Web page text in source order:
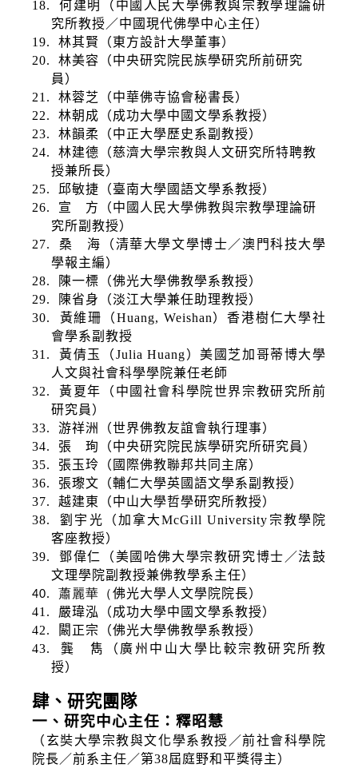
18.
何建明（中國人民大學佛教與宗教學理論研
究所教授／中國現代佛學中心主任）
19.
林其賢（東方設計大學董事）
20.
林美容（中央研究院民族學研究所前研究
員）
21.
林蓉芝（中華佛寺協會秘書長）
22.
林朝成（成功大學中國文學系教授）
23.
林韻柔（中正大學歷史系副教授）
24.
林建德（慈濟大學宗教與人文研究所特聘教
授兼所長）
25.
邱敏捷（臺南大學國語文學系教授）
26.
宣 方（中國人民大學佛教與宗教學理論研
究所副教授）
27.
桑 海（清華大學文學博士／澳門科技大學
學報主編）
28.
陳一標（佛光大學佛教學系教授）
29.
陳省身（淡江大學兼任助理教授）
30.
黃維珊（Huang, Weishan）香港樹仁大學社
會學系副教授
31.
黃倩玉（Julia Huang）美國芝加哥蒂博大學
人文與社會科學學院兼任老師
32.
黃夏年（中國社會科學院世界宗教研究所前
研究員）
33.
游祥洲
（世界佛教友誼會執行理事）
34.
張 珣（中央研究院民族學研究所研究員）
35.
張玉玲（國際佛教聯邦共同主席）
36.
張瓈文 （輔仁大學英國語文學系副教授）
37.
越建東（中山大學哲學研究所教授）
38.
劉宇光（加拿大McGill University 宗教學院
客座教授）
39.
鄧偉仁（美國哈佛大學宗教研究博士／法鼓
文理學院副教授兼佛教學系主任）
40. 蕭麗華（ 佛光大學人文學院院長）
41.
嚴瑋泓（成功大學中國文學系教授）
42.
闞正宗（佛光大學佛教學系教授）
43.
龔 雋（廣州中山大學比較宗教研究所教
授）
肆、研究團隊
一、研究中心主任：釋昭慧
（玄奘大學宗教與文化學系教授／前社會科學院
院長／前系主任／第38屆庭野和平獎得主）